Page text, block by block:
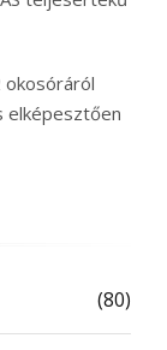
okosóráról
elképesztően
(80)